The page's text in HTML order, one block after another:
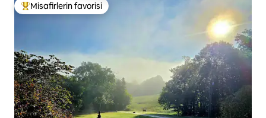
Misafirlerin favorilerinden en beğenilenler arasında
Misafirlerin favorisi